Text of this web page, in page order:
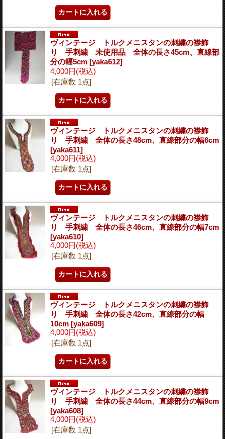
ヴィンテージ トルクメニスタンの刺繍の襟飾
り 手刺繍 未使用品 全体の長さ45cm、直線部
分の幅5cm [yaka612]
4,000円(税込)
[在庫数 1点]
ヴィンテージ トルクメニスタンの刺繍の襟飾
り 手刺繍 全体の長さ48cm、直線部分の幅6cm
[yaka611]
4,000円(税込)
[在庫数 1点]
ヴィンテージ トルクメニスタンの刺繍の襟飾
り 手刺繍 全体の長さ46cm、直線部分の幅7cm
[yaka610]
4,000円(税込)
[在庫数 1点]
ヴィンテージ トルクメニスタンの刺繍の襟飾
り 手刺繍 全体の長さ42cm、直線部分の幅
10cm [yaka609]
4,000円(税込)
[在庫数 1点]
ヴィンテージ トルクメニスタンの刺繍の襟飾
り 手刺繍 全体の長さ44cm、直線部分の幅9cm
[yaka608]
4,000円(税込)
[在庫数 1点]